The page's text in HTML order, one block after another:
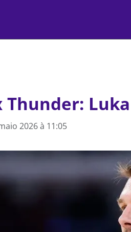
Thunder:
2026 à 11:05